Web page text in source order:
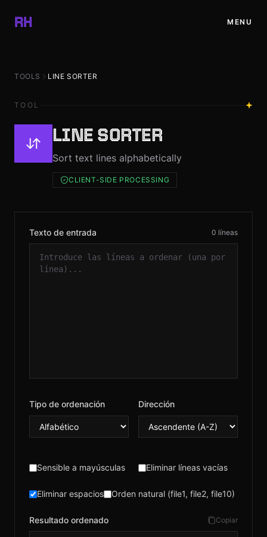
PROJECTS
BLOG
RESOURCES
SHOP
CONTACT
RH MENU
TOOLS LINE SORTER
TOOL
LINE SORTER
Sort text lines alphabetically
CLIENT-SIDE PROCESSING
Texto de entrada 0 líneas
Tipo de ordenación Dirección
Sensible a mayúsculas Eliminar líneas vacías
Eliminar espacios Orden natural (file1, file2, file10)
Resultado ordenado Copiar